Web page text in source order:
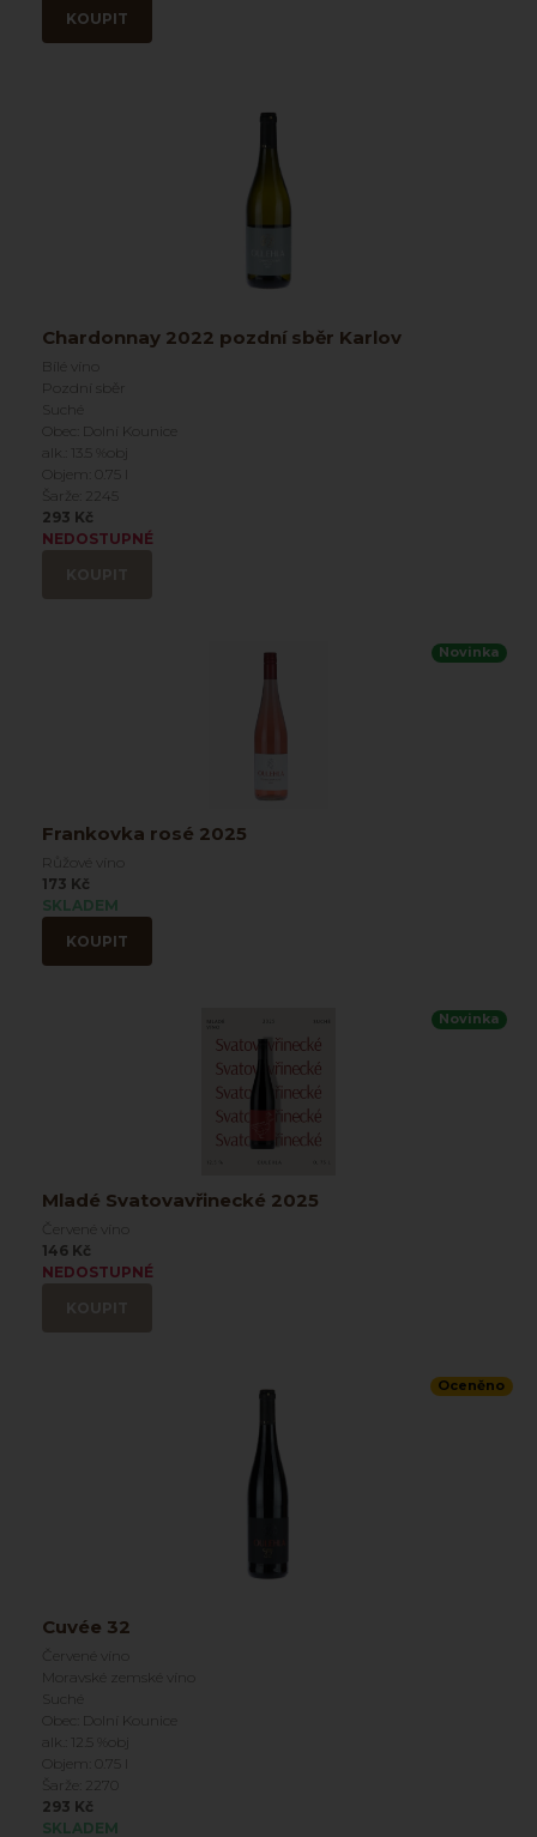
KOUPIT
Chardonnay 2022 pozdní sběr Karlov
Bílé víno
Pozdní sběr
Suché
Obec: Dolní Kounice
alk.: 13.5 %obj
Objem: 0.75 l
Šarže: 2245
293 Kč
NEDOSTUPNÉ
Novinka
Frankovka rosé 2025
Růžové víno
173 Kč
SKLADEM
KOUPIT
Novinka
Mladé Svatovavřinecké 2025
Červené víno
146 Kč
NEDOSTUPNÉ
Oceněno
Cuvée 32
Červené víno
Moravské zemské víno
Suché
Obec: Dolní Kounice
alk.: 12.5 %obj
Objem: 0.75 l
Šarže: 2270
293 Kč
SKLADEM